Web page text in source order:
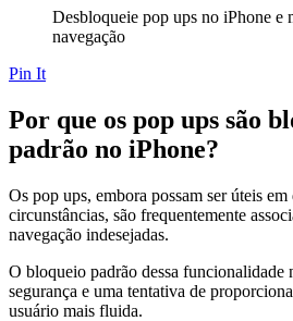
Desbloqueie pop ups no iPhone e
navegação
Pin It
Por que os pop ups são
padrão no iPhone?
Os pop ups, embora possam ser úteis em
circunstâncias, são frequentemente
navegação indesejadas.
O bloqueio padrão dessa funcionalidade
segurança e uma tentativa de
usuário mais fluida.